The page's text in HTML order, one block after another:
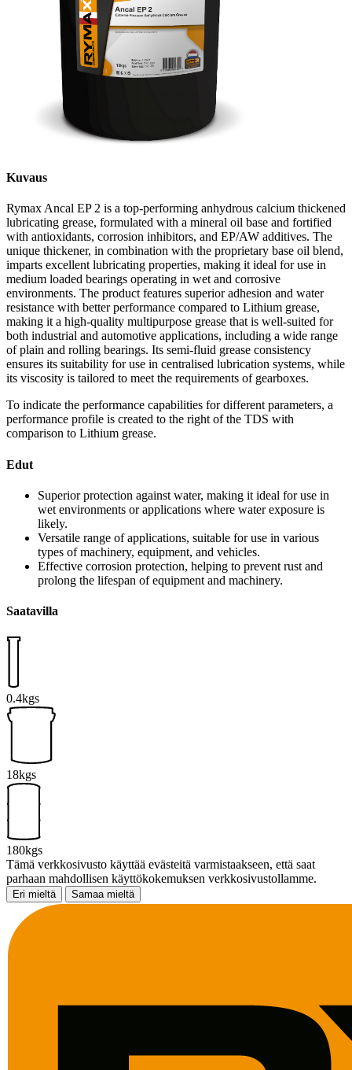
Kuvaus
Rymax Ancal EP 2 is a top-performing anhydrous calcium thickened
lubricating grease, formulated with a mineral oil base and fortified
with antioxidants, corrosion inhibitors, and EP/AW additives. The
unique thickener, in combination with the proprietary base oil blend,
imparts excellent lubricating properties, making it ideal for use in
medium loaded bearings operating in wet and corrosive
environments. The product features superior adhesion and water
resistance with better performance compared to Lithium grease,
making it a high-quality multipurpose grease that is well-suited for
both industrial and automotive applications, including a wide range
of plain and rolling bearings. Its semi-fluid grease consistency
ensures its suitability for use in centralised lubrication systems, while
its viscosity is tailored to meet the requirements of gearboxes.
To indicate the performance capabilities for different parameters, a
performance profile is created to the right of the TDS with
comparison to Lithium grease.
Edut
Superior protection against water, making it ideal for use in
wet environments or applications where water exposure is
likely.
Versatile range of applications, suitable for use in various
types of machinery, equipment, and vehicles.
Effective corrosion protection, helping to prevent rust and
prolong the lifespan of equipment and machinery.
Saatavilla
0.4kgs
18kgs
180kgs
Tämä verkkosivusto käyttää evästeitä varmistaakseen, että saat
parhaan mahdollisen käyttökokemuksen verkkosivustollamme.
Eri mieltä Samaa mieltä